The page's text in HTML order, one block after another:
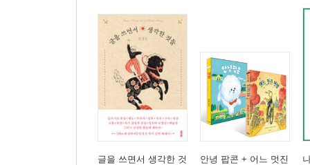
글을 쓰면서 생각한 것
안녕 팝콘 + 어느 멋진